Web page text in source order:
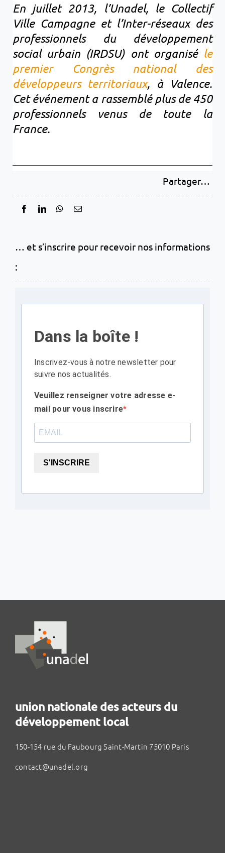
En juillet 2013, l’Unadel, le Collectif
Ville Campagne et l’Inter-réseaux des
professionnels du développement
social urbain (IRDSU) ont organisé le
premier Congrès national des
développeurs territoriaux, à Valence.
Cet événement a rassemblé plus de 450
professionnels venus de toute la
France.
Partager…
… et s’inscrire pour recevoir nos informations
:
Dans la boîte !
Inscrivez-vous à notre newsletter pour
suivre nos actualités.
Veuillez renseigner votre adresse e-
mail pour vous inscrire
S'INSCRIRE
union nationale des acteurs du
développement local
150-154 rue du Faubourg Saint-Martin 75010 Paris
contact@unadel.org